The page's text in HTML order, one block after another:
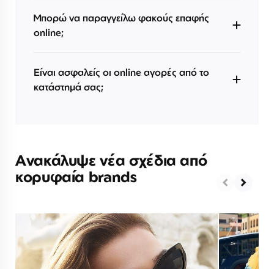
Μπορώ να παραγγείλω φακούς επαφής
online;
Είναι ασφαλείς οι online αγορές από το
κατάστημά σας;
Ανακάλυψε νέα σχέδια από
κορυφαία brands